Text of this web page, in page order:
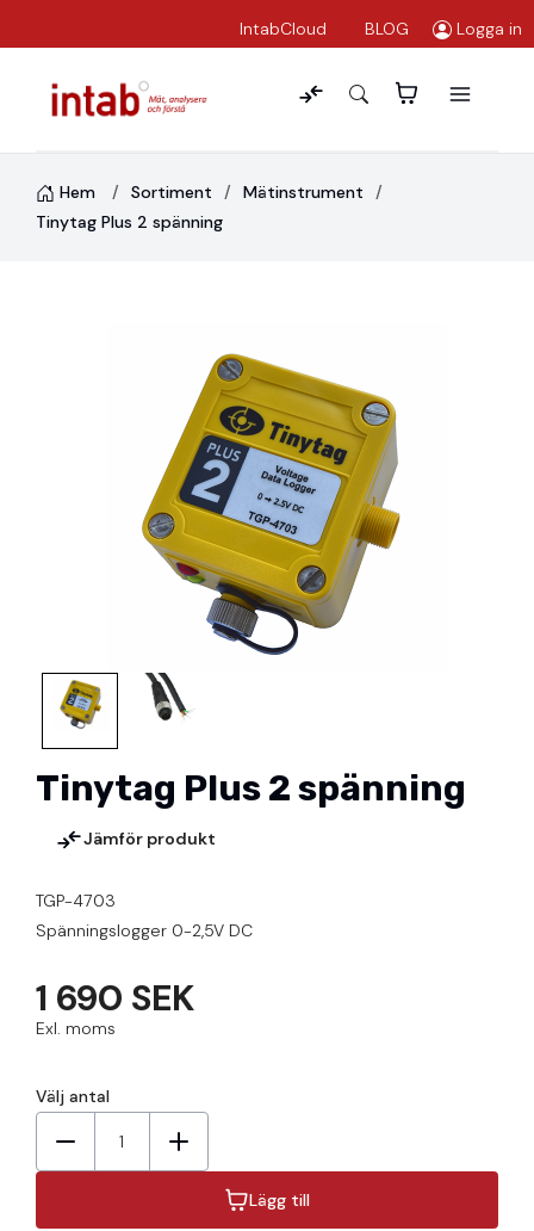
IntabCloud BLOG Logga in
Hem Sortiment
Mätinstrument
Tinytag Plus 2 spänning
Tinytag Plus 2 spänning
Jämför produkt
TGP-4703
Spänningslogger 0-2,5V DC
1 690 SEK
Exl. moms
Välj antal
1
Lägg till